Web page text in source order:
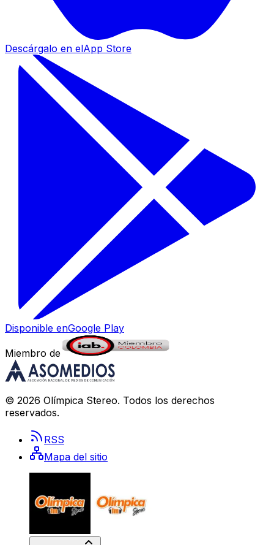
Descárgalo en elApp Store
Disponible enGoogle Play
Miembro de
© 2026 Olímpica Stereo. Todos los derechos
reservados.
RSS
Mapa del sitio